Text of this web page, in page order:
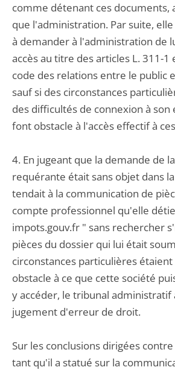
comme détenant ces documents,
que l'administration. Par suite,
à demander à l'administration de
accès au titre des articles L. 311-1
code des relations entre le public
sauf si des circonstances
des difficultés de connexion à son
font obstacle à l'accès effectif à
4. En jugeant que la demande de
requérante était sans objet dans
tendait à la communication de
compte professionnel qu'elle
impots.gouv.fr " sans rechercher
pièces du dossier qui lui était
circonstances particulières
obstacle à ce que cette société
y accéder, le tribunal administratif
jugement d'erreur de droit.
Sur les conclusions dirigées
tant qu'il a statué sur la